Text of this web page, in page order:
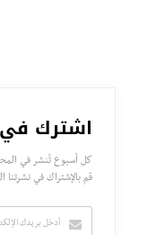
اشترك في
كل أسبوع تُنشر في
قم بالإشتراك في نشرتنا